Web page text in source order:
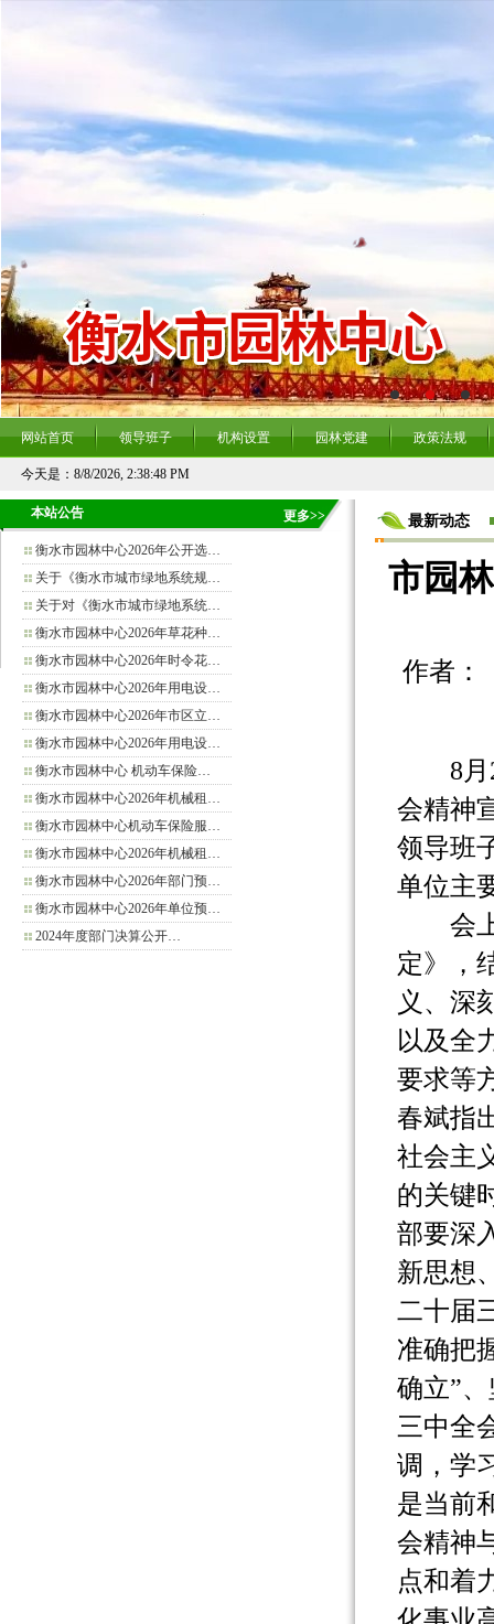
网站首页 领导班子 机构设置 园林党建 政策法规
今天是： 8/8/2026, 2:38:48 PM
本站公告 更多>>
衡水市园林中心2026年公开选…
关于《衡水市城市绿地系统规…
关于对《衡水市城市绿地系统…
衡水市园林中心2026年草花种…
衡水市园林中心2026年时令花…
衡水市园林中心2026年用电设…
衡水市园林中心2026年市区立…
衡水市园林中心2026年用电设…
衡水市园林中心 机动车保险…
衡水市园林中心2026年机械租…
衡水市园林中心机动车保险服…
衡水市园林中心2026年机械租…
衡水市园林中心2026年部门预…
衡水市园林中心2026年单位预…
2024年度部门决算公开…
最新动态
市园
作者：
8月28
会精神
领导班
单位主
会上
定》，
义、深
以及全
要求等
春斌指
社会主
的关键
部要深
新思想
二十届
准确把
确立”
三中全
调，学
是当前
会精神
点和着